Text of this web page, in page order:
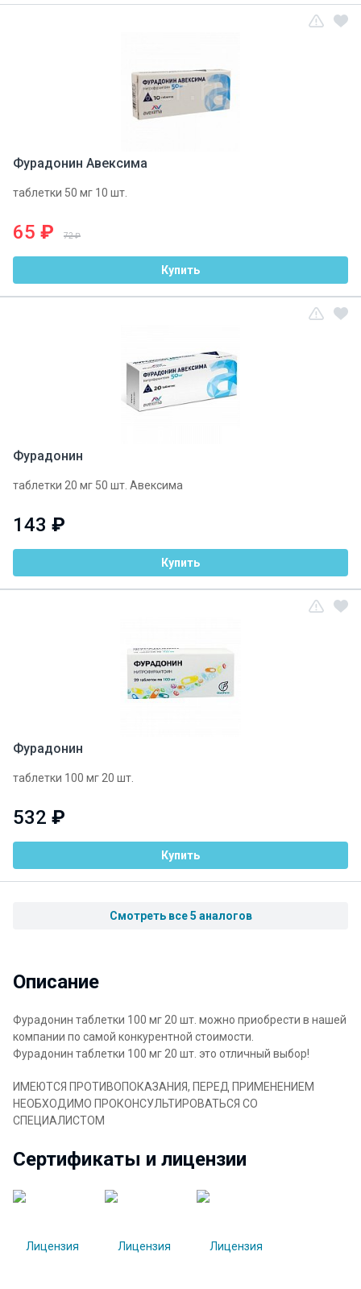
Фурадонин Авексима
таблетки 50 мг 10 шт.
65 ₽ 72 ₽
Купить
Фурадонин
таблетки 20 мг 50 шт. Авексима
143 ₽
Купить
Фурадонин
таблетки 100 мг 20 шт.
532 ₽
Купить
Смотреть все 5 аналогов
Описание
Фурадонин таблетки 100 мг 20 шт. можно приобрести в нашей
компании по самой конкурентной стоимости.
Фурадонин таблетки 100 мг 20 шт. это отличный выбор!
ИМЕЮТСЯ ПРОТИВОПОКАЗАНИЯ, ПЕРЕД ПРИМЕНЕНИЕМ
НЕОБХОДИМО ПРОКОНСУЛЬТИРОВАТЬСЯ СО
СПЕЦИАЛИСТОМ
Сертификаты и лицензии